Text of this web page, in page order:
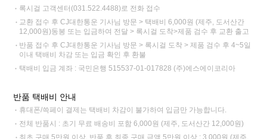
록시걸 고객센터(031.522.4488)로 전화 접수
교환 접수 후 CJ대한통운 기사님 방문 > 택배비 6,000원 (제주, 도서산간
12,000원)동봉 또는 입금하여 전달 > 록시걸 도착>제품 검수 후 교환 출고
반품 접수 후 CJ대한통운 기사님 방문 > 록시걸 도착 > 제품 검수 후 4~5일
이내 택배비 차감 또는 입금 확인 후 환불
택배비 입금 계좌 : 국민은행 515537-01-017828 (주)에스에이코리아
반품 택배비 안내
휴대폰/쓱페이 결제는 택배비 차감이 불가하여 입금만 가능합니다.
전체 반품시 : 초기 무료 배송비 포함 6,000원 (제주, 도서산간 12,000원)